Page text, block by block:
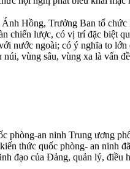
Hồng, Trưởng Ban tổ
lược, có vị trí đặc biệt
nước ngoài; có ý nghĩa to
vùng sâu, vùng xa là vấn
phòng-an ninh Trung ương
thức quốc phòng- an ninh
đạo của Đảng, quản lý, điều